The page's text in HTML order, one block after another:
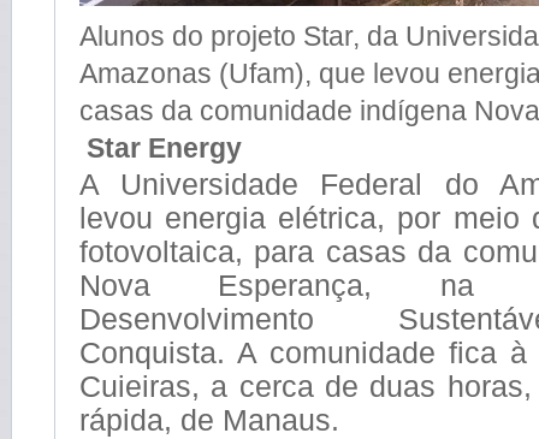
Alunos do projeto Star, da
Amazonas (Ufam), que levou
casas da comunidade indígena
Star Energy
A Universidade Federal do
levou energia elétrica, por meio
fotovoltaica, para casas da
Nova Esperança, na
Desenvolvimento
Conquista. A comunidade fica
Cuieiras, a cerca de duas
rápida, de Manaus.